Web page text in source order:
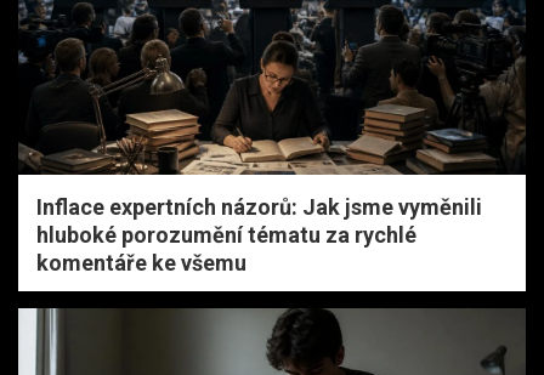
Inflace expertních názorů: Jak jsme vyměnili
hluboké porozumění tématu za rychlé
komentáře ke všemu